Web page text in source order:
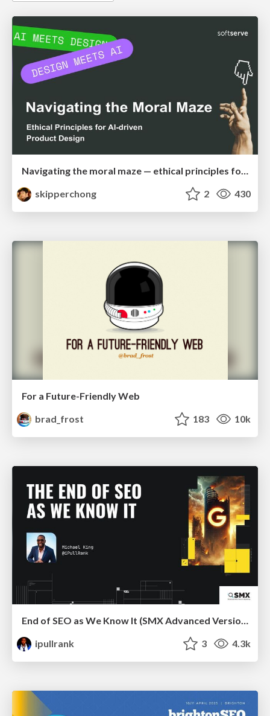
Navigating the moral maze — ethical principles for Al-driven product design
skipperchong
2 430
For a Future-Friendly Web
brad_frost
183 10k
End of SEO as We Know It (SMX Advanced Version)
ipullrank
3 4.3k